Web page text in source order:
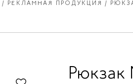
РЕКЛАМНАЯ ПРОДУКЦИЯ
Рюкзак